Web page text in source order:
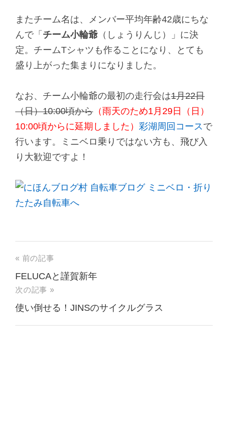
またチーム名は、メンバー平均年齢42歳にちな
んで「 チーム小輪爺 （しょうりんじ）」に決
定。チームTシャツも作ることになり、とても
盛り上がった集まりになりました。
なお、チーム小輪爺の最初の走行会は1月22日
（日）10:00頃から （雨天のため1月29日（日）
10:00頃からに延期しました） 彩湖周回コースで
行います。ミニベロ乗りではない方も、飛び入
り大歓迎ですよ！
« 前の記事
FELUCAと謹賀新年
次の記事 »
使い倒せる！JINSのサイクルグラス